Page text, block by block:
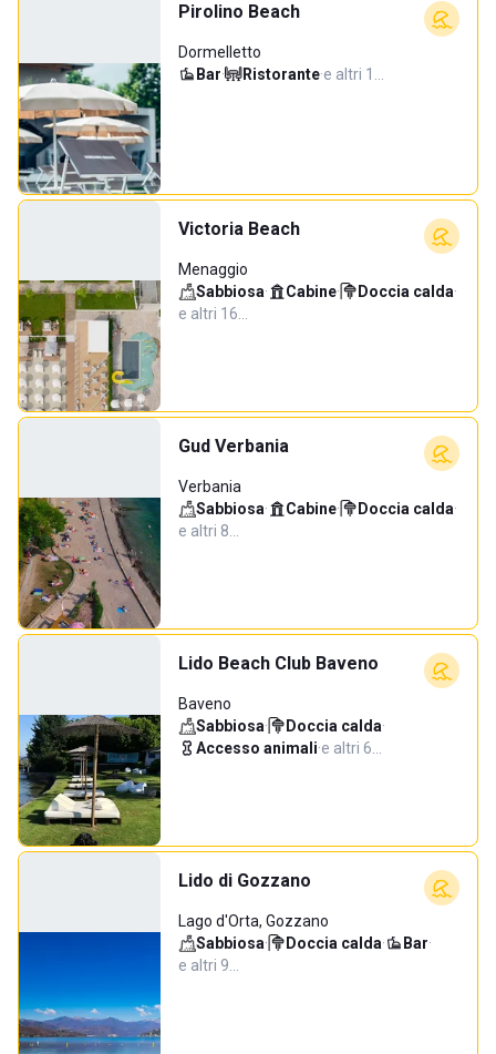
Pirolino Beach
Dormelletto
Bar· Ristorante·e altri 1…
Victoria Beach
Menaggio
Sabbiosa· Cabine· Doccia calda·
e altri 16…
Gud Verbania
Verbania
Sabbiosa· Cabine· Doccia calda·
e altri 8…
Lido Beach Club Baveno
Baveno
Sabbiosa· Doccia calda·
Accesso animali·e altri 6…
Lido di Gozzano
Lago d'Orta, Gozzano
Sabbiosa· Doccia calda· Bar·
e altri 9…